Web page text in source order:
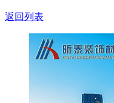
返回列表